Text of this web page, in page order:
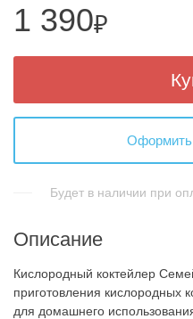
1 390₽
Оформить
Будет в наличии при
Описание
Кислородный коктейлер
приготовления кислородных
для домашнего